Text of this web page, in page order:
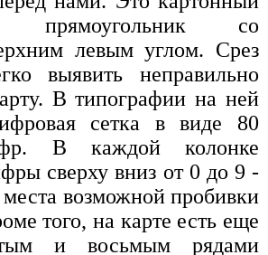
прямоугольник со
левым углом. Срез
выявить неправильно
В типографии на ней
сетка в виде 80
В каждой колонке
сверху вниз от 0 до 9 -
возможной пробивки
того, на карте есть еще
и восьмым рядами